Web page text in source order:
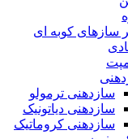
سازهای کوبه ای
سازدهنی ترمولو
سازدهنی دیاتونیک
سازدهنی کروماتیک